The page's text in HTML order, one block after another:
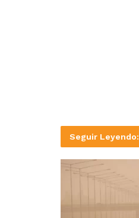
Seguir Leyendo: